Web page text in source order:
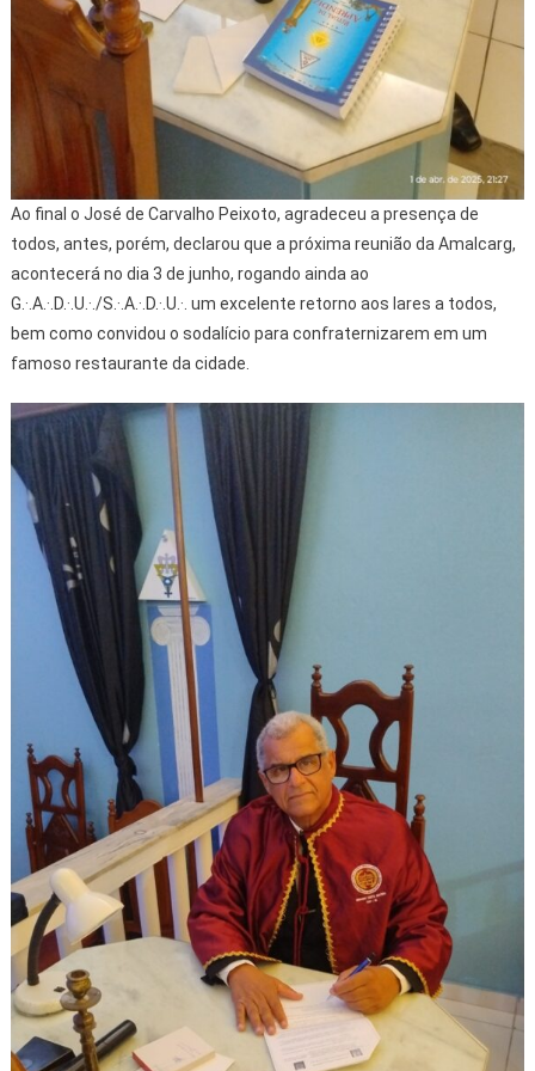
Ao final o José de Carvalho Peixoto, agradeceu a presença de
todos, antes, porém, declarou que a próxima reunião da Amalcarg,
acontecerá no dia 3 de junho, rogando ainda ao
G.·.A.·.D.·.U.·./S.·.A.·.D.·.U.·. um excelente retorno aos lares a todos,
bem como convidou o sodalício para confraternizarem em um
famoso restaurante da cidade.